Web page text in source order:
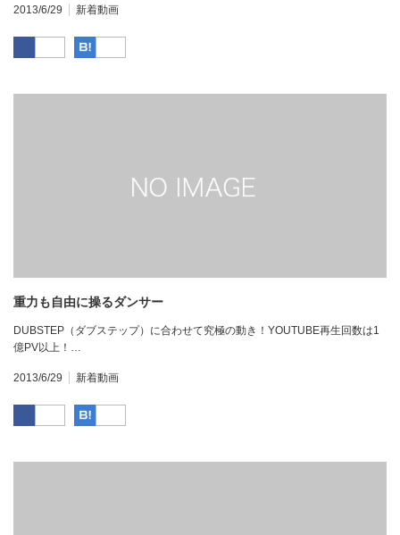
2013/6/29 新着動画
Facebook
重力も自由に操るダンサー
DUBSTEP（ダブステップ）に合わせて究極の動き！YOUTUBE再生回数は1
億PV以上！…
2013/6/29 新着動画
Facebook